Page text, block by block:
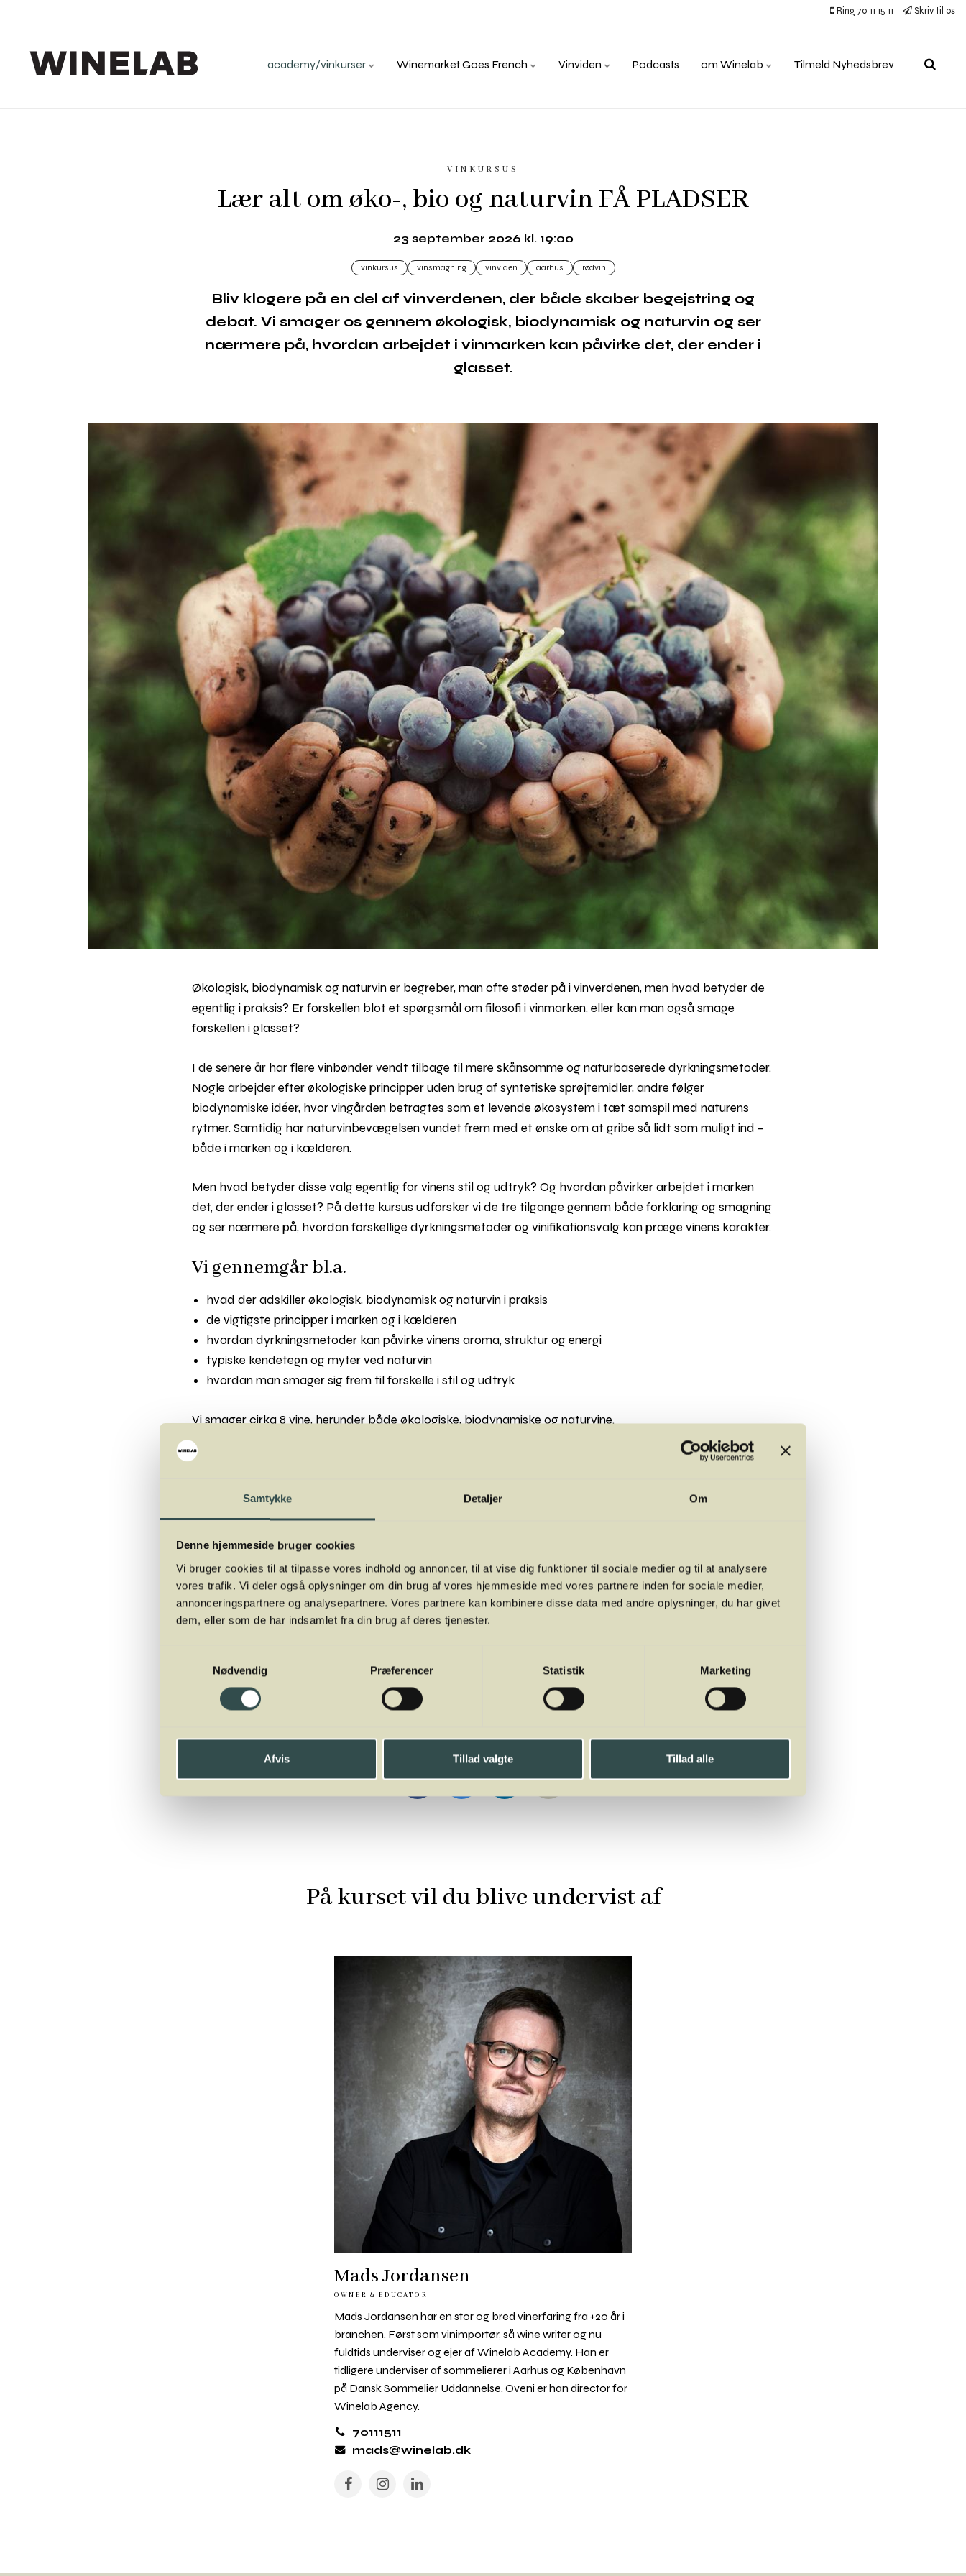
Samtykke Detaljer Om
Denne hjemmeside bruger cookies
Vi bruger cookies til at tilpasse vores indhold og annoncer, til at vise dig funktioner til sociale medier og til at analysere
vores trafik. Vi deler også oplysninger om din brug af vores hjemmeside med vores partnere inden for sociale medier,
annonceringspartnere og analysepartnere. Vores partnere kan kombinere disse data med andre oplysninger, du har givet
dem, eller som de har indsamlet fra din brug af deres tjenester.
Nødvendig
Præferencer Statistik Marketing
Afvis Tillad valgte Tillad alle
Ring 70 11 15 11 Skriv til os
academy/vinkurser Winemarket Goes French Vinviden Podcasts om Winelab Tilmeld Nyhedsbrev
VINKURSUS
Lær alt om øko-, bio og naturvin FÅ PLADSER
23 september 2026 kl. 19:00
vinkursus vinsmagning vinviden aarhus rødvin
Bliv klogere på en del af vinverdenen, der både skaber begejstring og
debat. Vi smager os gennem økologisk, biodynamisk og naturvin og ser
nærmere på, hvordan arbejdet i vinmarken kan påvirke det, der ender i
glasset.
Økologisk, biodynamisk og naturvin er begreber, man ofte støder på i vinverdenen, men hvad betyder de
egentlig i praksis? Er forskellen blot et spørgsmål om filosofi i vinmarken, eller kan man også smage
forskellen i glasset?
I de senere år har flere vinbønder vendt tilbage til mere skånsomme og naturbaserede dyrkningsmetoder.
Nogle arbejder efter økologiske principper uden brug af syntetiske sprøjtemidler, andre følger
biodynamiske idéer, hvor vingården betragtes som et levende økosystem i tæt samspil med naturens
rytmer. Samtidig har naturvinbevægelsen vundet frem med et ønske om at gribe så lidt som muligt ind –
både i marken og i kælderen.
Men hvad betyder disse valg egentlig for vinens stil og udtryk? Og hvordan påvirker arbejdet i marken
det, der ender i glasset? På dette kursus udforsker vi de tre tilgange gennem både forklaring og smagning
og ser nærmere på, hvordan forskellige dyrkningsmetoder og vinifikationsvalg kan præge vinens karakter.
Vi gennemgår bl.a.
hvad der adskiller økologisk, biodynamisk og naturvin i praksis
de vigtigste principper i marken og i kælderen
hvordan dyrkningsmetoder kan påvirke vinens aroma, struktur og energi
typiske kendetegn og myter ved naturvin
hvordan man smager sig frem til forskelle i stil og udtryk
Vi smager cirka 8 vine, herunder både økologiske, biodynamiske og naturvine.
: Winelab Academy i TRÆ, Kalkværksvej 5, 19. sal, 8000 Aarhus C (ved siden af Restaurant SyvNi13)
Antal pladser: Max 24
Pris: 495,- + gebyr
Kurset afholdes i samarbejde med FO-Aarhus.
Billetter kan ikke refunderes eller ombyttes, men de kan frit videresælges privat, hvis du bliver forhindret i
Køb billet
Del
På kurset vil du blive undervist af
Mads Jordansen
OWNER & EDUCATOR
Mads Jordansen har en stor og bred vinerfaring fra +20 år i
branchen. Først som vinimportør, så wine writer og nu
fuldtids underviser og ejer af Winelab Academy. Han er
tidligere underviser af sommelierer i Aarhus og København
på Dansk Sommelier Uddannelse. Oveni er han director for
Winelab Agency.
70111511
mads@winelab.dk